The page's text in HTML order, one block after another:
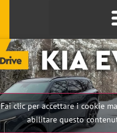
Fai clic per accettare i cookie
abilitare questo